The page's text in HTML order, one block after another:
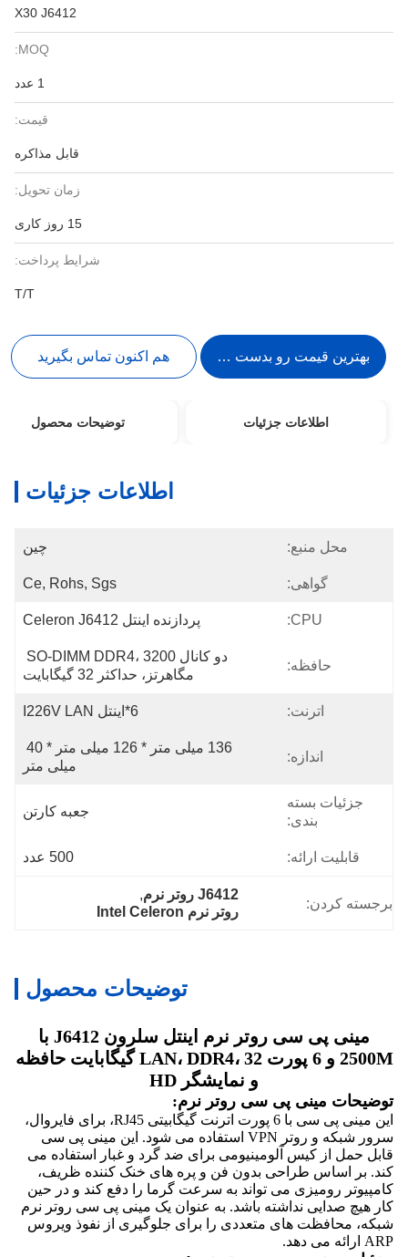
X30 J6412
MOQ:
قیمت:
قابل مذاکره
زمان تحویل:
15 روز کاری
شرایط پرداخت:
T/T
بهترین قیمت رو بدست بیار هم اکنون تماس بگیرید
اطلاعات جزئیات توضیحات محصول
اطلاعات جزئیات
محل منبع: چین
گواهی: Ce, Rohs, Sgs
CPU: پردازنده اینتل Celeron J6412
حافظه:
دو کانال SO-DIMM DDR4، 3200
مگاهرتز، حداکثر 32 گیگابایت
اترنت: 6*اینتل I226V LAN
اندازه:
136 میلی متر * 126 میلی متر * 40
میلی متر
جزئیات بسته
بندی:
جعبه کارتن
قابلیت ارائه: 500 عدد
برجسته کردن:
J6412 روتر نرم
,
روتر نرم Intel Celeron
توضیحات محصول
مینی پی سی روتر نرم اینتل سلرون J6412 با
2500M و 6 پورت LAN، DDR4، 32 گیگابایت حافظه
و نمایشگر HD
توضیحات مینی پی سی روتر نرم:
این مینی پی سی با 6 پورت اترنت گیگابیتی RJ45، برای فایروال،
سرور شبکه و روتر VPN استفاده می شود. این مینی پی سی
قابل حمل از کیس آلومینیومی برای ضد گرد و غبار استفاده می
کند. بر اساس طراحی بدون فن و پره های خنک کننده ظریف،
کامپیوتر رومیزی می تواند به سرعت گرما را دفع کند و در حین
کار هیچ صدایی نداشته باشد. به عنوان یک مینی پی سی روتر نرم
شبکه، محافظت های متعددی را برای جلوگیری از نفوذ ویروس
ARP ارائه می دهد.